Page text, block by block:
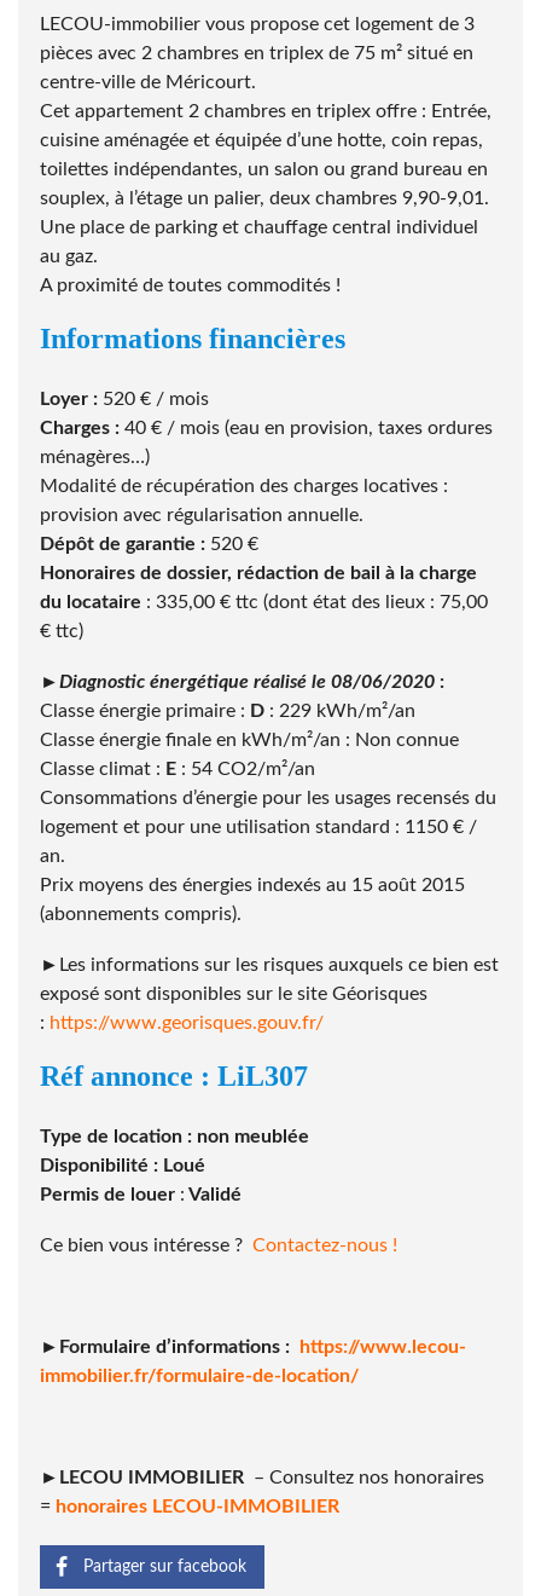
LECOU-immobilier vous propose cet logement de 3
pièces avec 2 chambres en triplex de 75 m² situé en
centre-ville de Méricourt.
Cet appartement 2 chambres en triplex offre : Entrée,
cuisine aménagée et équipée d’une hotte, coin repas,
toilettes indépendantes, un salon ou grand bureau en
souplex, à l’étage un palier, deux chambres 9,90-9,01.
Une place de parking et chauffage central individuel
au gaz.
A proximité de toutes commodités !
Informations financières
Loyer : 520 € / mois
Charges : 40 € / mois (eau en provision, taxes ordures
ménagères…)
Modalité de récupération des charges locatives :
provision avec régularisation annuelle.
Dépôt de garantie : 520 €
Honoraires de dossier, rédaction de bail à la charge
du locataire : 335,00 € ttc (dont état des lieux : 75,00
€ ttc)
►Diagnostic énergétique réalisé le 08/06/2020 :
Classe énergie primaire : D : 229 kWh/m²/an
Classe énergie finale en kWh/m²/an : Non connue
Classe climat : E : 54 CO2/m²/an
Consommations d’énergie pour les usages recensés du
logement et pour une utilisation standard : 1150 € /
an.
Prix moyens des énergies indexés au 15 août 2015
(abonnements compris).
►Les informations sur les risques auxquels ce bien est
exposé sont disponibles sur le site Géorisques
: https://www.georisques.gouv.fr/
Réf annonce : LiL307
Type de location : non meublée
Disponibilité : Loué
Permis de louer : Validé
Ce bien vous intéresse ? Contactez-nous !
►Formulaire d’informations :
https://www.lecou-
immobilier.fr/formulaire-de-location/
► LECOU IMMOBILIER – Consultez nos honoraires
= honoraires LECOU-IMMOBILIER
Partager sur facebook